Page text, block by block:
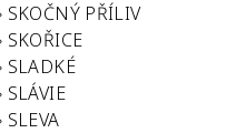
SKOČNÝ PŘÍLIV
SKOŘICE
SLADKÉ
SLÁVIE
SLEVA